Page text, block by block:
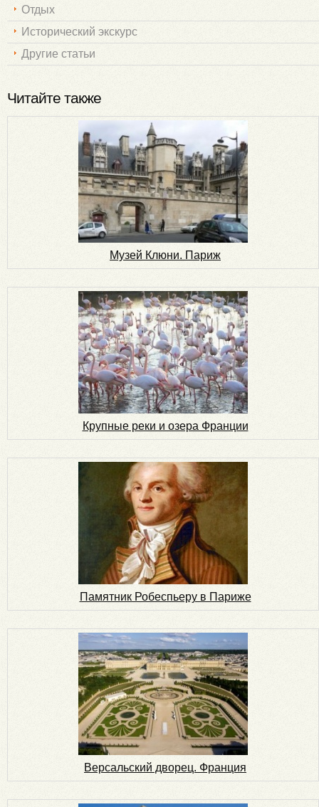
Отдых
Исторический экскурс
Другие статьи
Читайте также
Музей Клюни. Париж
Крупные реки и озера Франции
Памятник Робеспьеру в Париже
Версальский дворец. Франция